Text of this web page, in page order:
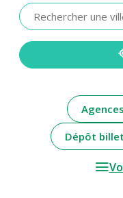
Veuillez
renseigner
une
adresse
Agences
Dépôt